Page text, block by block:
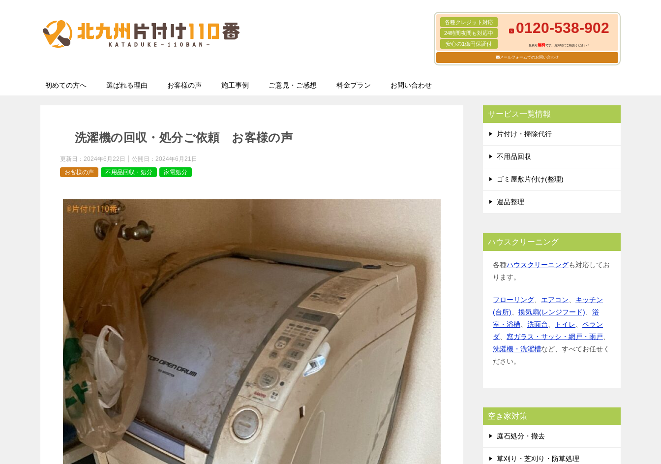
各種クレジット対応
24時間夜間も対応中
安心の1億円保証付
0120-538-902
見積り無料です。お気軽にご相談ください！
メールフォームでのお問い合わせ
初めての方へ 選ばれる理由 お客様の声 施工事例 ご意見・ご感想 料金プラン お問い合わせ
洗濯機の回収・処分ご依頼 お客様の声
更新日： 2024年6月22日 公開日： 2024年6月21日
お客様の声
不用品回収・処分 家電処分
サービス一覧情報
片付け・掃除代行
不用品回収
ゴミ屋敷片付け(整理)
遺品整理
ハウスクリーニング
各種ハウスクリーニングも対応してお
ります。
フローリング エアコン
キッチン
(台所)
換気扇(レンジフード)
浴
室・浴槽
洗面台 トイレ
ベラン
ダ
窓ガラス・サッシ・網戸・雨戸
洗濯機・洗濯槽など、すべてお任せく
ださい。
空き家対策
庭石処分・撤去
草刈り・芝刈り・防草処理